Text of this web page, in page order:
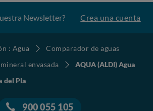
Newsletter? Crea una cuenta
: Agua
Comparador de aguas
envasada
AQUA (ALDI) Agua
del Pla
900 055 105